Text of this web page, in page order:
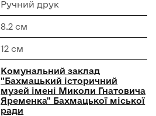
Ручний друк
8.2 см
12 см
Комунальний заклад
"Бахмацький історичний
музей імені Миколи Гнатовича
Яременка" Бахмацької міської
ради